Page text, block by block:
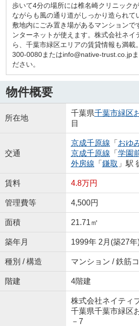
歩いて4分の場所には椎名崎クリニック
ながらも風の通り道がしっかり造られて
敷地内にごみ置き場があるマンションで
ンターネットが使えます。株式会社ネイ
ら、千葉市緑区エリアの賃貸情報も満載
300-0080またはinfo@native-trust.co.jp
ださい。
物件概要
所在地
千葉県千葉市緑区
目
交通
京成千原線 「 おゆ
京成千原線 「 学園
外房線 「 鎌取 」駅
賃料 4.8万円
管理費等 4,500円
面積 21.71㎡
築年月 1999年 2月(築27年
種別 / 構造 マンション / 鉄筋
階建 4階建
株式会社ネイティ
千葉県千葉市緑区
－7